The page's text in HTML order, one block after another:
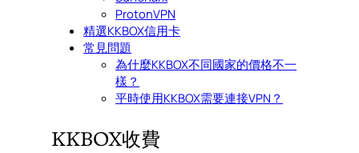
ProtonVPN
精選KKBOX信用卡
常見問題
為什麼KKBOX不同國家的價格不一
樣？
平時使用KKBOX需要連接VPN？
KKBOX收費